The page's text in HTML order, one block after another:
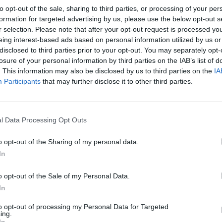
opt-out of the sale, sharing to third parties, or processing of your
for targeted advertising by us, please use the below opt-out
selection. Please note that after your opt-out request is processed
interest-based ads based on personal information utilized by us
to third parties prior to your opt-out. You may separately
of your personal information by third parties on the IAB’s list of
This information may also be disclosed by us to third parties on the
Participants that may further disclose it to other third parties.
Data Processing Opt Outs
opt-out of the Sharing of my personal data.
opt-out of the Sale of my Personal Data.
opt-out of processing my Personal Data for Targeted
που αφορούν τη γονεϊκή λειτουργία
στη συμπεριφορά μας, όσο και στην
ειδικευμένη κατηγορία ατόμων για τη
και των πολλαπλών δυσκολιών τις οποίες
γονείς δεν είμαστε και τόσο καλά
το καλύτερο δυνατό για τα παιδιά
από εμάς δυσκολευόμαστε να
εκδηλώνονται με αρνητισμό και
κατάλληλα για την νηπιακή και
και στην ανατολή του 2017, νέα
Γονέων & Κηδεμόνων του 5ου
ομάδας με τίτλο: «Ενίσχυση του γονεϊκού